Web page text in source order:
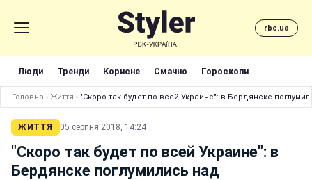
rbc.ua
Люди Тренди Корисне Смачно Гороскопи
Головна › Життя › "Скоро так будет по всей Украине": в Бердянске
ЖИТТЯ 05 серпня 2018, 14:24
"Скоро так будет по всей Украине": в
Бердянске поглумились над